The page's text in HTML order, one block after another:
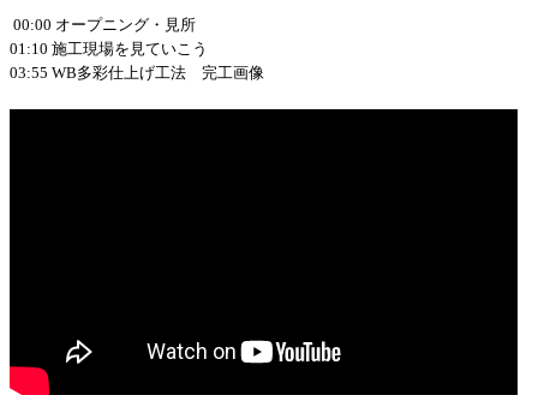
00:00 オープニング・見所
01:10 施工現場を見ていこう
03:55 WB多彩仕上げ工法 完工画像